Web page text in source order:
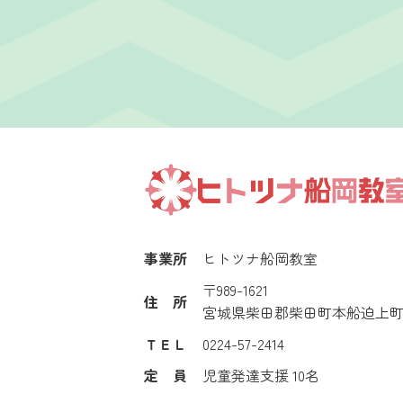
事業所
ヒトツナ船岡教室
住 所
〒989-1621
宮城県柴田郡柴田町本船迫上
ＴＥＬ
0224-57-2414
定 員
児童発達支援 10名